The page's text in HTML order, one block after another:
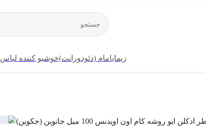
خوشبو کننده لباسمام (دئودورانت)زیمایا